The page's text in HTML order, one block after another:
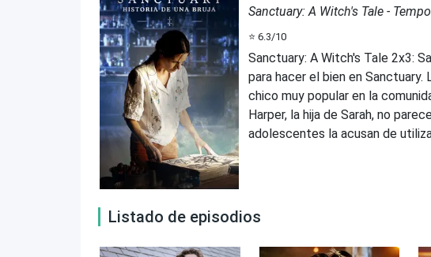
Sanctuary: A Witch's Tale -
⭐ 6.3/10
Sanctuary: A Witch's Tale 2x3:
para hacer el bien en
chico muy popular en la
Harper, la hija de Sarah, no
adolescentes la acusan de
Listado de episodios